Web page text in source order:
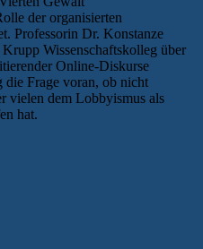
der organisierten
Professorin Dr. Konstanze
Wissenschaftskolleg über
Online-Diskurse
die Frage voran, ob nicht
vielen dem Lobbyismus als
hat.